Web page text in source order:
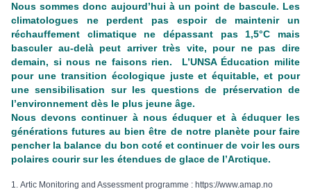
Nous sommes donc aujourd’hui à un point de bascule. Les
climatologues ne perdent pas espoir de maintenir un
réchauffement climatique ne dépassant pas 1,5°C mais
basculer au-delà peut arriver très vite, pour ne pas dire
demain, si nous ne faisons rien. L’UNSA Éducation milite
pour une transition écologique juste et équitable, et pour
une sensibilisation sur les questions de préservation de
l’environnement dès le plus jeune âge.
Nous devons continuer à nous éduquer et à éduquer les
générations futures au bien être de notre planète pour faire
pencher la balance du bon coté et continuer de voir les ours
polaires courir sur les étendues de glace de l’Arctique.
1. Artic Monitoring and Assessment programme : https://www.amap.no